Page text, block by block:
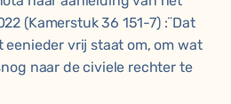
(Kamerstuk 36 151-7) :¨Dat
vrij staat om, om wat
naar de civiele rechter te